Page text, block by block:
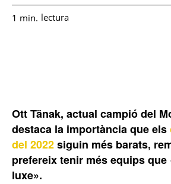
1 min. lectura
Ott Tänak, actual campió del
destaca la importància que els
del 2022siguin més barats,
prefereix tenir més equips que
luxe».